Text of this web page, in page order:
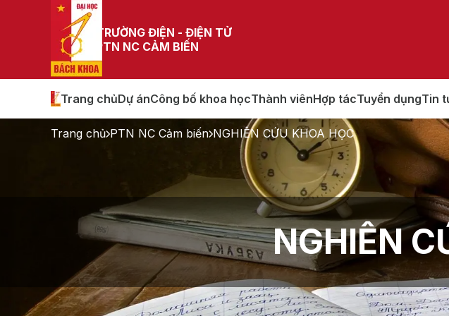
TRƯỜNG ĐIỆN - ĐIỆN TỬ
PTN NC CẢM BIẾN
Trang chủDự ánCông bố khoa họcThành viênHợp tácTuyển dụngTin
NGHIÊN
Trang chủ PTN NC Cảm biến NGHIÊN CỨU KHOA HỌC